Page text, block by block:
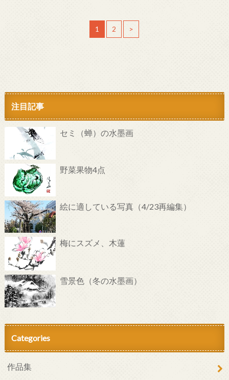
1 2 >
注目記事
セミ（蝉）の水墨画
野菜果物4点
絵に適している写真（4/23再編集）
梅にスズメ、木蓮
雪景色（冬の水墨画）
Categories
作品集